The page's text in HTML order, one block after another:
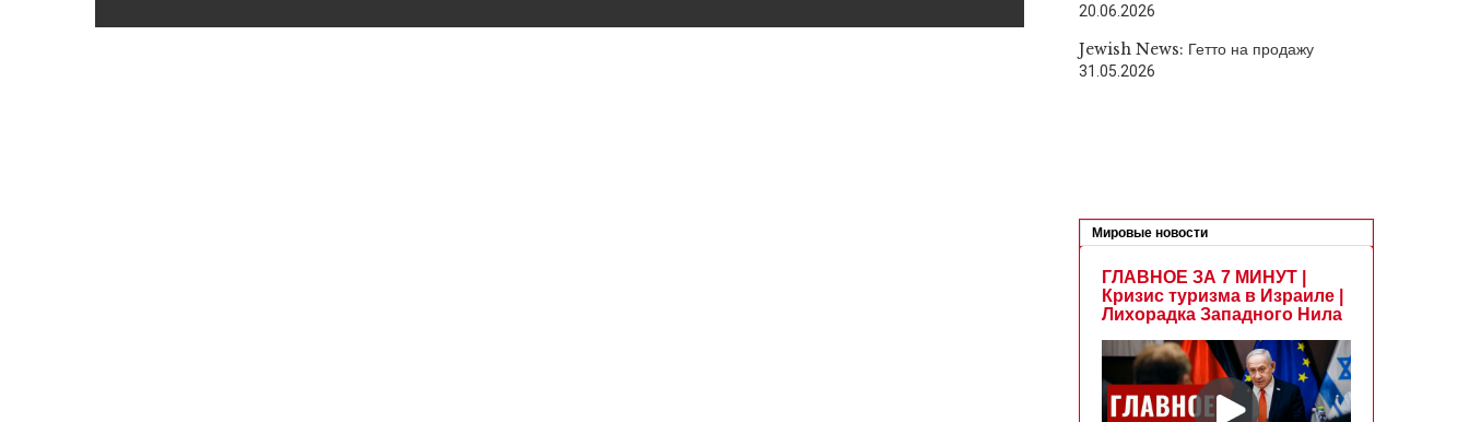
20.06.2026
Jewish News: Гетто на продажу
31.05.2026